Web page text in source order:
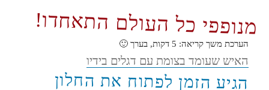
מנופפי כל העולם התאחדו!
הערכת משך קריאה: 5 דקות, בערך 🙂
האיש שעומד בצומת עם דגלים בידיו
הגיע הזמן לפתוח את החלון